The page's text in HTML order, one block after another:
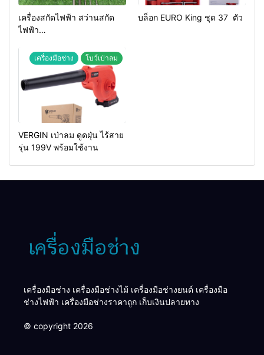
เครื่องสกัดไฟฟ้า สว่านสกัด
ไฟฟ้า
บล็อก EURO King ชุด 37 ตัว
เครื่องมือช่าง โบว์เป่าลม
VERGIN เป่าลม ดูดฝุ่น ไร้สาย
รุ่น 199V พร้อมใช้งาน
เครื่องมือช่าง เครื่องมือช่างไม้ เครื่องมือช่างยนต์ เครื่องมือ
ช่างไฟฟ้า เครื่องมือช่างราคาถูก เก็บเงินปลายทาง
© copyright 2026